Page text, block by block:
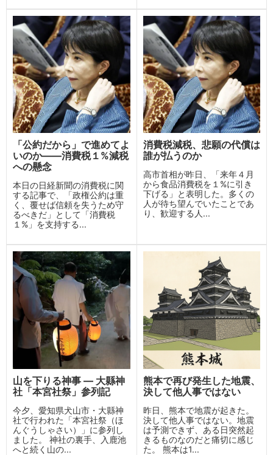
「公約だから」で進めてよ
いのか——消費税１%減税
への懸念
本日の日経新聞の消費税に関
する記事で、「政権公約は重
く、覆せば信頼を失うため守
るべきだ」として「消費税
１%」を支持する...
消費税減税、悲願の代償は
誰が払うのか
高市首相が昨日、「来年４月
から食品消費税を１%に引き
下げる」と表明した。多くの
人が待ち望んでいたことであ
り、歓迎する人...
山を下りる神事 ― 大縣神
社「本宮社祭」参列記
今夕、愛知県犬山市・大縣神
社で行われた「本宮社祭（ほ
んぐうしゃさい）」に参列し
ました。 神社の裏手、入鹿池
へと続く山の...
熊本で再び発生した地震、
決して他人事ではない
昨日、熊本で地震が起きた。
決して他人事ではない。地震
は予測できず、ある日突然起
きるものなのだと痛切に感じ
た。 熊本は1...